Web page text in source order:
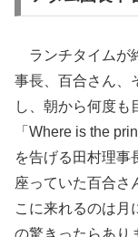
ランチタイムが
事長、百合さん、
し、朝から何度も
「Where is the
を告げる田村理事
座っていた百合さ
こに来れるのは月
の驚きったらあり